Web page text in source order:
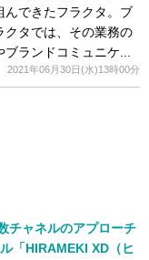
んできたフラクタ。ブ
クタでは、その業務の
ランドコミュニケ...
2021年06月30日(水)13時00分
チャネルのアプローチ
「HIRAMEKI XD（ヒ